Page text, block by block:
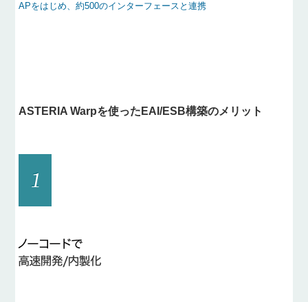
APをはじめ、約500のインターフェースと連携
ASTERIA Warpを使ったEAI/ESB構築のメリット